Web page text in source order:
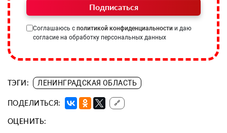
Подписаться
Соглашаюсь с политикой конфиденциальности и даю
согласие на обработку персональных данных
ТЭГИ: ЛЕНИНГРАДСКАЯ ОБЛАСТЬ
ПОДЕЛИТЬСЯ: 🔗
ОЦЕНИТЬ: